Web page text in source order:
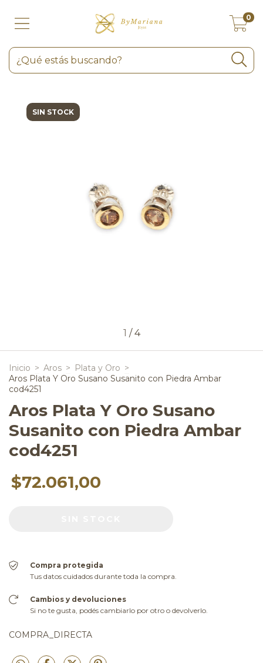
0
SIN STOCK
1 /4
Inicio > Aros > Plata y Oro >
Aros Plata Y Oro Susano Susanito con Piedra Ambar
cod4251
Aros Plata Y Oro Susano
Susanito con Piedra Ambar
cod4251
$72.061,00
Compra protegida
Tus datos cuidados durante toda la compra.
Cambios y devoluciones
Si no te gusta, podés cambiarlo por otro o devolverlo.
COMPRA_DIRECTA